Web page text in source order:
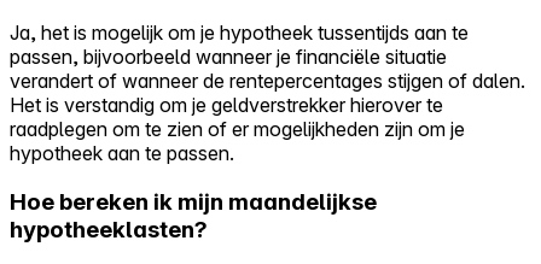
Ja, het is mogelijk om je hypotheek tussentijds aan te
passen, bijvoorbeeld wanneer je financiële situatie
verandert of wanneer de rentepercentages stijgen of dalen.
Het is verstandig om je geldverstrekker hierover te
raadplegen om te zien of er mogelijkheden zijn om je
hypotheek aan te passen.
Hoe bereken ik mijn maandelijkse
hypotheeklasten?